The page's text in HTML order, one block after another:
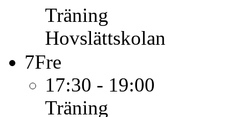
Träning
Hovslättskolan
7Fre
17:30 - 19:00
Träning